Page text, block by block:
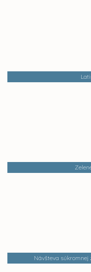
Návšteva súkromnej